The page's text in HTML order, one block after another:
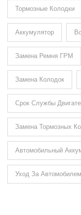
Тормозные Колодки
Аккумулятор
Замена Ремня ГРМ
Замена Колодок
Срок Службы
Замена Тормозных
Автомобильный
Уход За Автомобилем